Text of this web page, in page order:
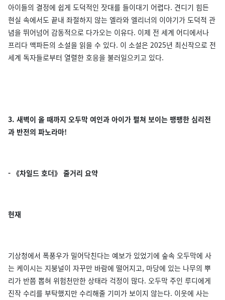
아이들의 결정에 쉽게 도덕적인 잣대를 들이대기 어렵다. 견디기 힘든
현실 속에서도 끝내 좌절하지 않는 엘라와 엘리너의 이야기가 도덕적 관
념을 뛰어넘어 감동적으로 다가오는 이유다. 이제 전 세계 어디에서나
프리다 맥파든의 소설을 읽을 수 있다. 이 소설은 2025년 최신작으로 전
세계 독자들로부터 열렬한 호응을 불러일으키고 있다.
3. 새벽이 올 때까지 오두막 여인과 아이가 펼쳐 보이는 팽팽한 심리전
과 반전의 파노라마!
- 《차일드 호더》 줄거리 요약
현재
기상청에서 폭풍우가 밀어닥친다는 예보가 있었기에 숲속 오두막에 사
는 케이시는 지붕널이 자꾸만 바람에 떨어지고, 마당에 있는 나무의 뿌
리가 반쯤 뽑혀 위험천만한 상태라 걱정이 많다. 오두막 주인 루디에게
진작 수리를 부탁했지만 수리해줄 기미가 보이지 않는다. 이웃에 사는